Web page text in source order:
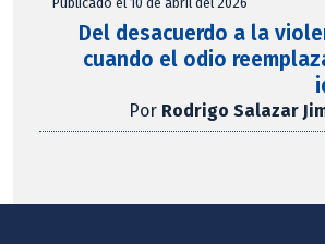
Del desacuerdo a la
cuando el odio
Por Rodrigo Salazar